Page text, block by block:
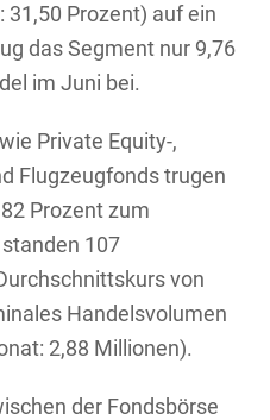
31,50 Prozent) auf ein
das Segment nur 9,76
im Juni bei.
Private Equity-,
Flugzeugfonds trugen
Prozent zum
107
von
Handelsvolumen
2,88 Millionen).
der Fondsbörse